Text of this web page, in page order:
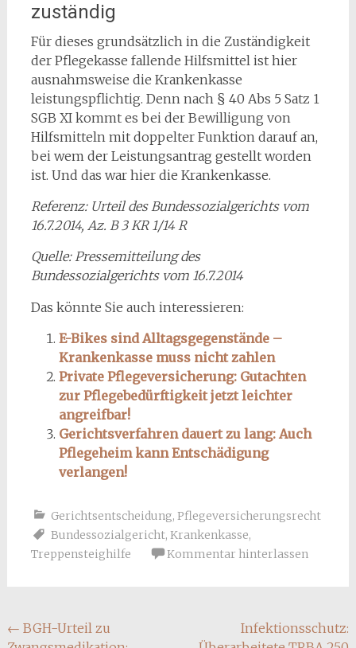
zuständig
Für dieses grundsätzlich in die Zuständigkeit
der Pflegekasse fallende Hilfsmittel ist hier
ausnahmsweise die Krankenkasse
leistungspflichtig. Denn nach § 40 Abs 5 Satz 1
SGB XI kommt es bei der Bewilligung von
Hilfsmitteln mit doppelter Funktion darauf an,
bei wem der Leistungsantrag gestellt worden
ist. Und das war hier die Krankenkasse.
Referenz: Urteil des Bundessozialgerichts vom
16.7.2014, Az. B 3 KR 1/14 R
Quelle: Pressemitteilung des
Bundessozialgerichts vom 16.7.2014
Das könnte Sie auch interessieren:
E-Bikes sind Alltagsgegenstände –
Krankenkasse muss nicht zahlen
Private Pflegeversicherung: Gutachten
zur Pflegebedürftigkeit jetzt leichter
angreifbar!
Gerichtsverfahren dauert zu lang: Auch
Pflegeheim kann Entschädigung
verlangen!
Gerichtsentscheidung, Pflegeversicherungsrecht
Bundessozialgericht, Krankenkasse,
Treppensteighilfe
Kommentar hinterlassen
Beitragsnavigation
← BGH-Urteil zu
Infektionsschutz: